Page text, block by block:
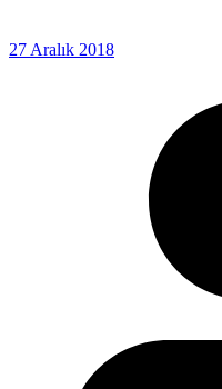
27 Aralık 2018